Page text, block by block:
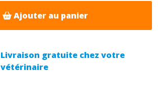
Ajouter au panier
Livraison gratuite chez votre
vétérinaire